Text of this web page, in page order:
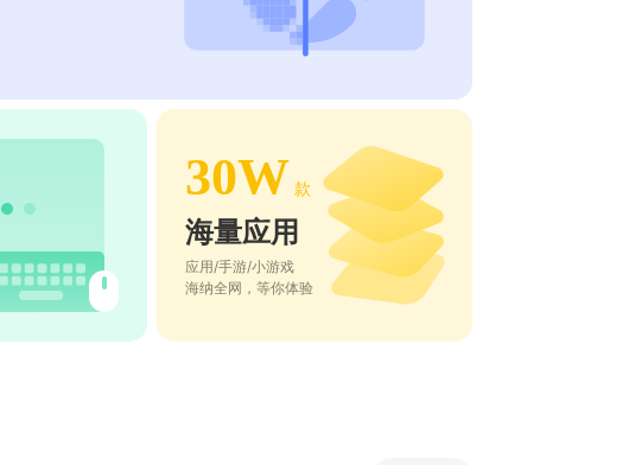
30W 款
海量应用
应用/手游/小游戏
海纳全网，等你体验